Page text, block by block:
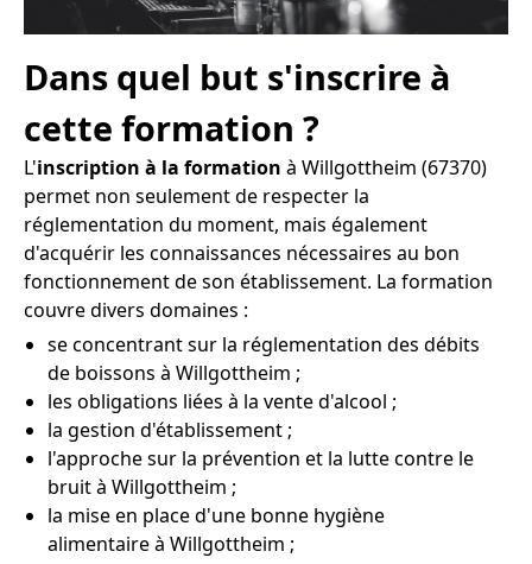
Dans quel but s'inscrire à
cette formation ?
L'inscription à la formation à Willgottheim (67370)
permet non seulement de respecter la
réglementation du moment, mais également
d'acquérir les connaissances nécessaires au bon
fonctionnement de son établissement. La formation
couvre divers domaines :
se concentrant sur la réglementation des débits
de boissons à Willgottheim ;
les obligations liées à la vente d'alcool ;
la gestion d'établissement ;
l'approche sur la prévention et la lutte contre le
bruit à Willgottheim ;
la mise en place d'une bonne hygiène
alimentaire à Willgottheim ;